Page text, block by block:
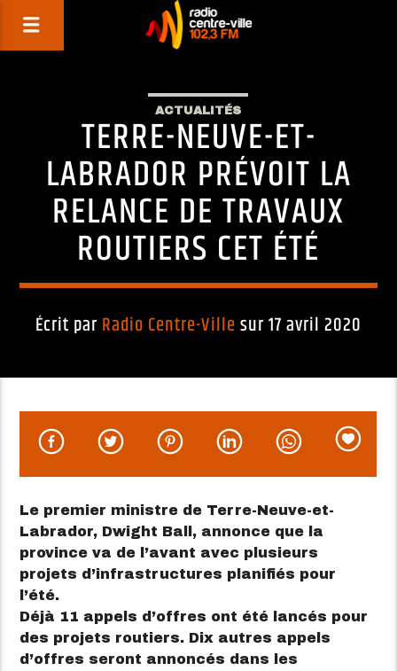
ACTUALITÉS
TERRE-NEUVE-ET-
LABRADOR PRÉVOIT LA
RELANCE DE TRAVAUX
ROUTIERS CET ÉTÉ
Écrit par Radio Centre-Villesur 17 avril 2020
Le premier ministre de Terre-Neuve-et-
Labrador, Dwight Ball, annonce que la
province va de l’avant avec plusieurs
projets d’infrastructures planifiés pour
l’été.
Déjà 11 appels d’offres ont été lancés pour
des projets routiers. Dix autres appels
d’offres seront annoncés dans les